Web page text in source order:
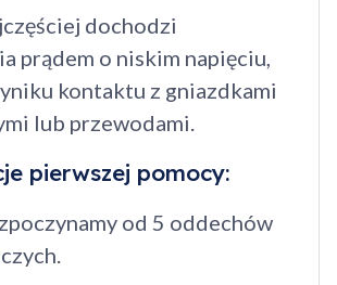
dochodzi
prądem o niskim napięciu,
kontaktu z gniazdkami
lub przewodami.
pierwszej pomocy:
od 5 oddechów